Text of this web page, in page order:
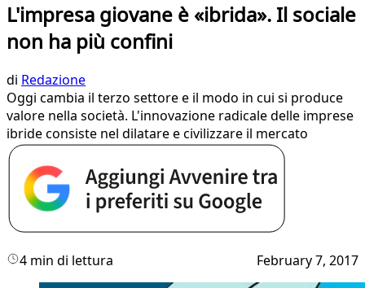
L'impresa giovane è «ibrida». Il sociale
non ha più confini
di Redazione
Oggi cambia il terzo settore e il modo in cui si produce
valore nella società. L'innovazione radicale delle imprese
ibride consiste nel dilatare e civilizzare il mercato
4 min di lettura February 7, 2017